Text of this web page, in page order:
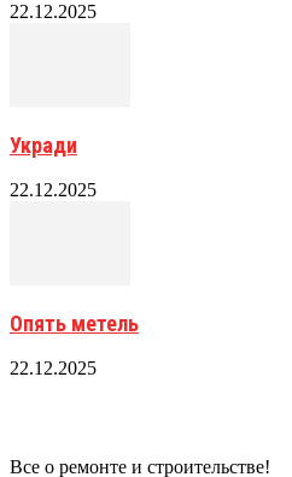
22.12.2025
Укради
22.12.2025
Опять метель
22.12.2025
Все о ремонте и строительстве!